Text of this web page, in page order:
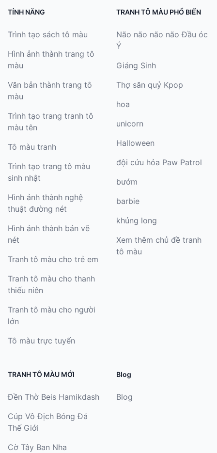
TÍNH NĂNG
Trình tạo sách tô màu
Hình ảnh thành trang tô
màu
Văn bản thành trang tô
màu
Trình tạo trang tranh tô
màu tên
Tô màu tranh
Trình tạo trang tô màu
sinh nhật
Hình ảnh thành nghệ
thuật đường nét
Hình ảnh thành bản vẽ
nét
Tranh tô màu cho trẻ em
Tranh tô màu cho thanh
thiếu niên
Tranh tô màu cho người
lớn
Tô màu trực tuyến
TRANH TÔ MÀU PHỔ BIẾN
Não não não não Đầu óc
Ý
Giáng Sinh
Thợ săn quỷ Kpop
hoa
unicorn
Halloween
đội cứu hỏa Paw Patrol
bướm
barbie
khủng long
Xem thêm chủ đề tranh
tô màu
TRANH TÔ MÀU MỚI
Đền Thờ Beis Hamikdash
Cúp Vô Địch Bóng Đá
Thế Giới
Cờ Tây Ban Nha
Blog
Blog